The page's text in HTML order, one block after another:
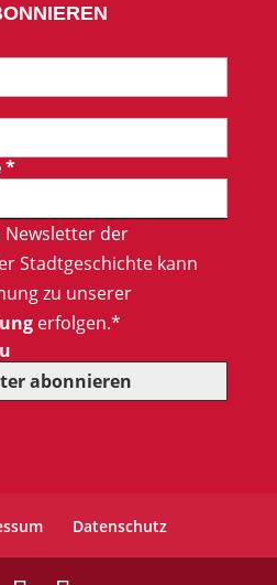
*
Newsletter der
Stadtgeschichte kann
zu unserer
erfolgen.*
Datenschutz